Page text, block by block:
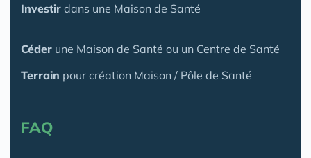
Investir dans une Maison de Santé
Céder une Maison de Santé ou un Centre de Santé
Terrain pour création Maison / Pôle de Santé
FAQ